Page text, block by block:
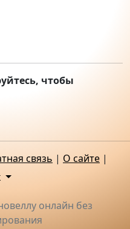
чтобы
связь | О сайте |
онлайн без